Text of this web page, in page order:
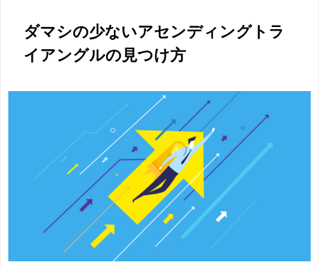
ダマシの少ないアセンディングトラ
イアングルの見つけ方